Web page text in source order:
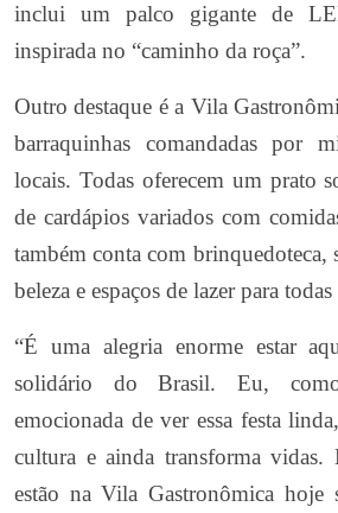
inclui um palco gigante de
inspirada no “caminho da roça”.
Outro destaque é a Vila
barraquinhas comandadas por
locais. Todas oferecem um prato
de cardápios variados com
também conta com brinquedoteca,
beleza e espaços de lazer para todas
“É uma alegria enorme estar
solidário do Brasil. Eu,
emocionada de ver essa festa
cultura e ainda transforma vidas.
estão na Vila Gastronômica hoje